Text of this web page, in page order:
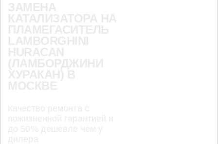
ЗАМЕНА
КАТАЛИЗАТОРА НА
ПЛАМЕГАСИТЕЛЬ
LAMBORGHINI
HURACAN
(ЛАМБОРДЖИНИ
ХУРАКАН) В
МОСКВЕ
Качество ремонта с
пожизненной гарантией и
до 50% дешевле чем у
дилера